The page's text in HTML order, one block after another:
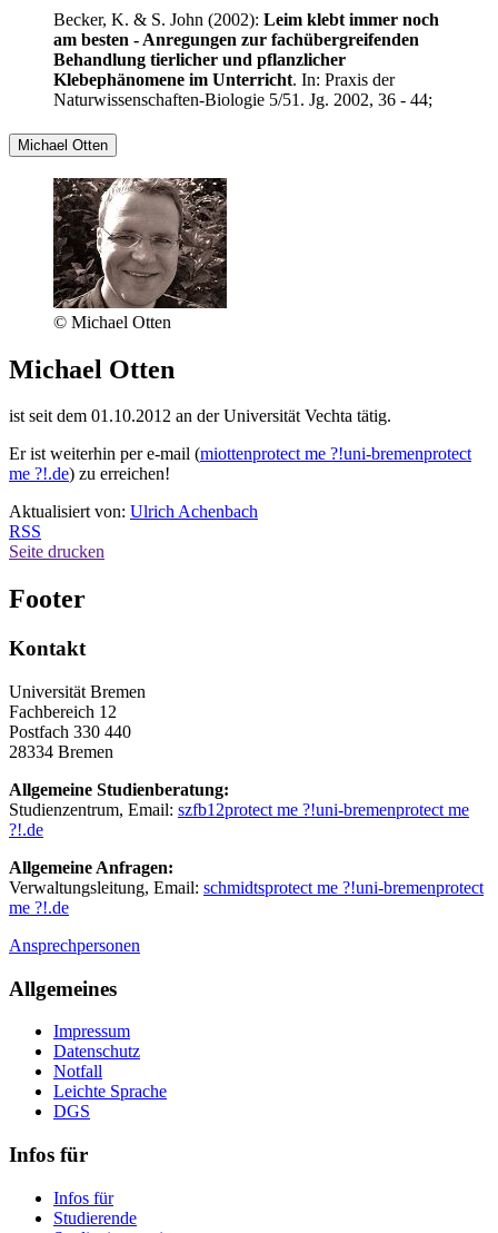
Becker, K. & S. John (2002): Leim klebt immer noch
am besten - Anregungen zur fachübergreifenden
Behandlung tierlicher und pflanzlicher
Klebephänomene im Unterricht. In: Praxis der
Naturwissenschaften-Biologie 5/51. Jg. 2002, 36 - 44;
Michael Otten
© Michael Otten
Michael Otten
ist seit dem 01.10.2012 an der Universität Vechta tätig.
Er ist weiterhin per e-mail (miottenprotect me ?!uni-bremenprotect
me ?!.de) zu erreichen!
Aktualisiert von: Ulrich Achenbach
RSS
Seite drucken
Footer
Kontakt
Universität Bremen
Fachbereich 12
Postfach 330 440
28334 Bremen
Allgemeine Studienberatung:
Studienzentrum, Email: szfb12protect me ?!uni-bremenprotect me
?!.de
Allgemeine Anfragen:
Verwaltungsleitung, Email: schmidtsprotect me ?!uni-bremenprotect
me ?!.de
Ansprechpersonen
Allgemeines
Impressum
Datenschutz
Notfall
Leichte Sprache
DGS
Infos für
Infos für
Studierende